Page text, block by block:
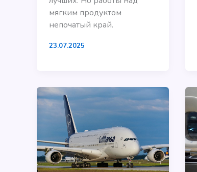
мягким продуктом
непочатый край.
23.07.2025